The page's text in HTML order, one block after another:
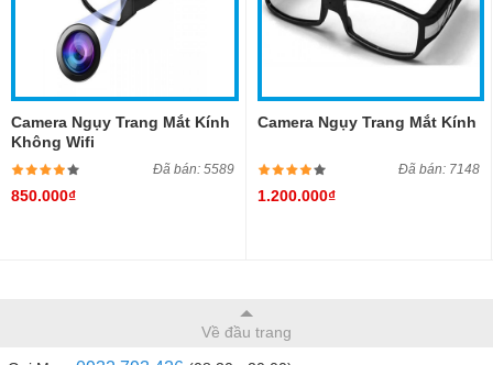
Camera Ngụy Trang Mắt Kính
Không Wifi
Đã bán: 5589
850.000₫
Camera Ngụy Trang Mắt Kính
Đã bán: 7148
1.200.000₫
Về đầu trang